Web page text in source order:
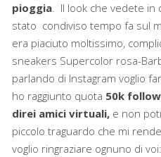
pioggia. Il look che vedete in
stato condiviso tempo fa sul
era piaciuto moltissimo,
sneakers Supercolor rosa-
parlando di Instagram voglio
ho raggiunto quota 50k
direi amici virtuali, e non
piccolo traguardo che mi
voglio ringraziare ognuno di